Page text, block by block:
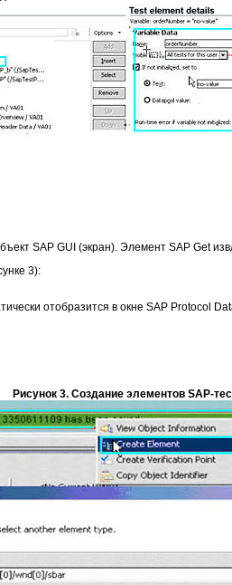
SAP GUI (экран). Элемент SAP Get
3):
отобразится в окне SAP Protocol
Рисунок 3. Создание элементов SAP-